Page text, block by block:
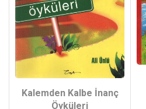
Kalemden Kalbe İnanç
Öyküleri